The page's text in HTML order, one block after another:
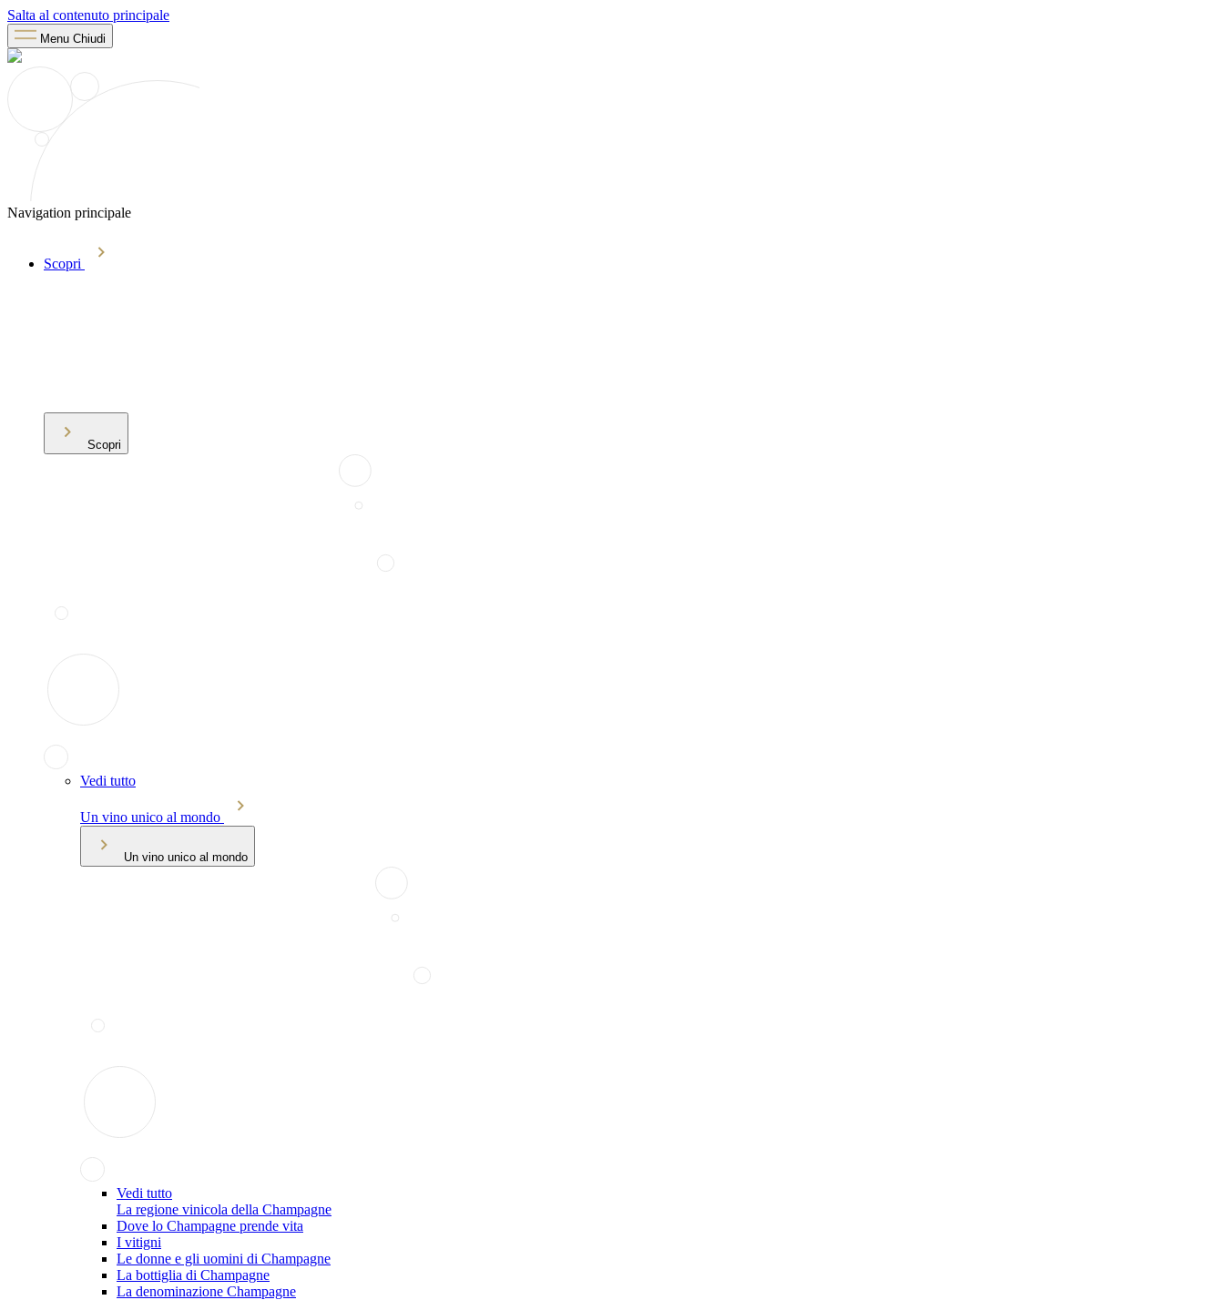
Salta al contenuto principale
Menu Chiudi
Navigation principale
Scopri
Scopri
Vedi tutto
Un vino unico al mondo
Un vino unico al mondo
Vedi tutto
La regione vinicola della Champagne
Dove lo Champagne prende vita
I vitigni
Le donne e gli uomini di Champagne
La bottiglia di Champagne
La denominazione Champagne